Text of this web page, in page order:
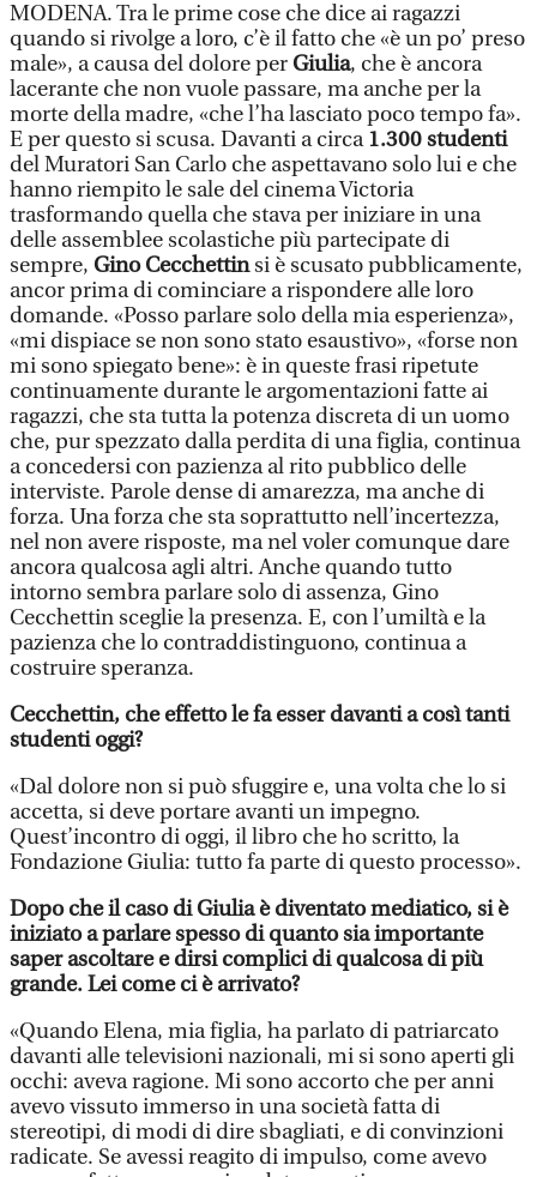
MODENA. Tra le prime cose che dice ai ragazzi
quando si rivolge a loro, c’è il fatto che «è un po’ preso
male», a causa del dolore perGiulia, che è ancora
lacerante che non vuole passare, ma anche per la
morte della madre, «che l’ha lasciato poco tempo fa».
E per questo si scusa. Davanti a circa 1.300 studenti
del Muratori San Carlo che aspettavano solo lui e che
hanno riempito le sale del cinema Victoria
trasformando quella che stava per iniziare in una
delle assemblee scolastiche più partecipate di
sempre, Gino Cecchettinsi è scusato pubblicamente,
ancor prima di cominciare a rispondere alle loro
domande. «Posso parlare solo della mia esperienza»,
«mi dispiace se non sono stato esaustivo», «forse non
mi sono spiegato bene»: è in queste frasi ripetute
continuamente durante le argomentazioni fatte ai
ragazzi, che sta tutta la potenza discreta di un uomo
che, pur spezzato dalla perdita di una figlia, continua
a concedersi con pazienza al rito pubblico delle
interviste. Parole dense di amarezza, ma anche di
forza. Una forza che sta soprattutto nell’incertezza,
nel non avere risposte, ma nel voler comunque dare
ancora qualcosa agli altri. Anche quando tutto
intorno sembra parlare solo di assenza, Gino
Cecchettin sceglie la presenza. E, con l’umiltà e la
pazienza che lo contraddistinguono, continua a
costruire speranza.
Cecchettin, che effetto le fa esser davanti a così tanti
studenti oggi?
«Dal dolore non si può sfuggire e, una volta che lo si
accetta, si deve portare avanti un impegno.
Quest’incontro di oggi, il libro che ho scritto, la
Fondazione Giulia: tutto fa parte di questo processo».
Dopo che il caso di Giulia è diventato mediatico, si è
iniziato a parlare spesso di quanto sia importante
saper ascoltare e dirsi complici di qualcosa di più
grande. Lei come ci è arrivato?
«Quando Elena, mia figlia, ha parlato di patriarcato
davanti alle televisioni nazionali, mi si sono aperti gli
occhi: aveva ragione. Mi sono accorto che per anni
avevo vissuto immerso in una società fatta di
stereotipi, di modi di dire sbagliati, e di convinzioni
radicate. Se avessi reagito di impulso, come avevo